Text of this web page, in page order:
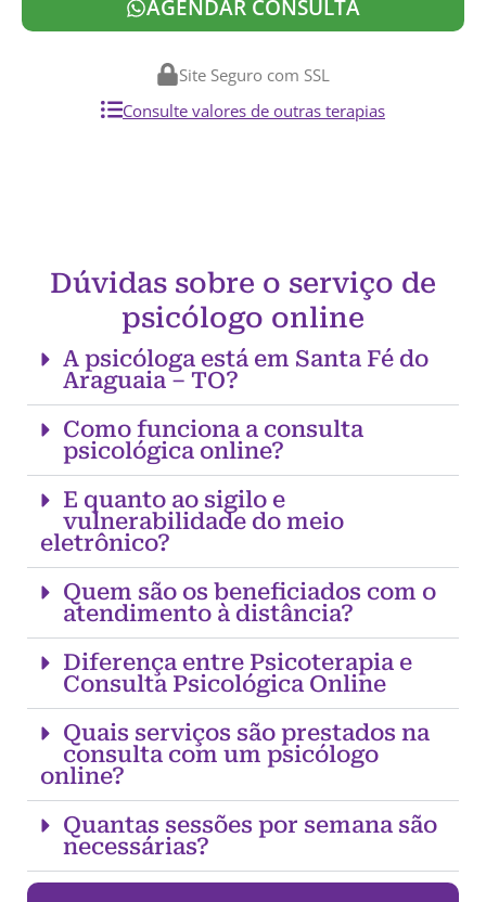
AGENDAR CONSULTA
Site Seguro com SSL
Consulte valores de outras terapias
Dúvidas sobre o serviço de
psicólogo online
A psicóloga está em Santa Fé do
Araguaia – TO?
Como funciona a consulta
psicológica online?
E quanto ao sigilo e
vulnerabilidade do meio
eletrônico?
Quem são os beneficiados com o
atendimento à distância?
Diferença entre Psicoterapia e
Consulta Psicológica Online
Quais serviços são prestados na
consulta com um psicólogo
online?
Quantas sessões por semana são
necessárias?